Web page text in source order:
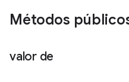
Métodos
valor de